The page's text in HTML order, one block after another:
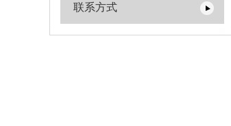
联系方式